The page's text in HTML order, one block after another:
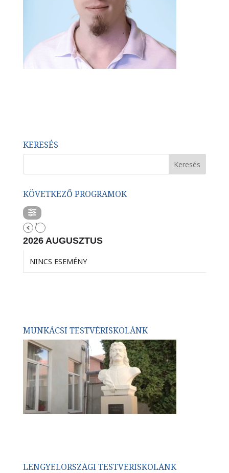
KERESÉS
KÖVETKEZŐ PROGRAMOK
2026 AUGUSZTUS
NINCS ESEMÉNY
MUNKÁCSI TESTVÉRISKOLÁNK
LENGYELORSZÁGI TESTVÉRISKOLÁNK